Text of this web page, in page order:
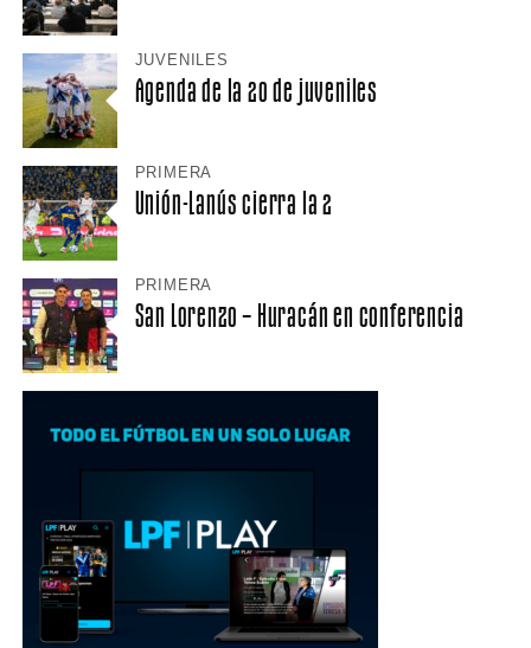
JUVENILES
Agenda de la 20 de juveniles
PRIMERA
Unión-Lanús cierra la 2
PRIMERA
San Lorenzo – Huracán en conferencia